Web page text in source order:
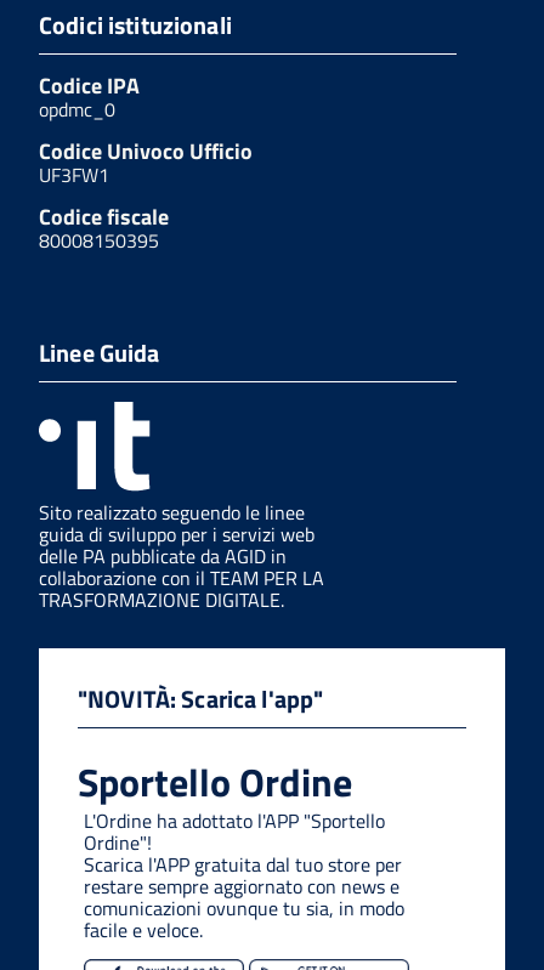
Codici istituzionali
Codice IPA
opdmc_0
Codice Univoco Ufficio
UF3FW1
Codice fiscale
80008150395
Linee Guida
Sito realizzato seguendo le linee
guida di sviluppo per i servizi web
delle PA pubblicate da AGID in
collaborazione con il TEAM PER LA
TRASFORMAZIONE DIGITALE.
"NOVITÀ: Scarica l'app"
Sportello Ordine
L'Ordine ha adottato l'APP "Sportello
Ordine"!
Scarica l'APP gratuita dal tuo store per
restare sempre aggiornato con news e
comunicazioni ovunque tu sia, in modo
facile e veloce.